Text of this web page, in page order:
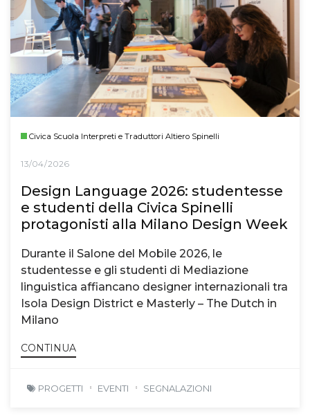
Civica Scuola Interpreti e Traduttori Altiero Spinelli
13/04/2026
Design Language 2026: studentesse
e studenti della Civica Spinelli
protagonisti alla Milano Design Week
Durante il Salone del Mobile 2026, le
studentesse e gli studenti di Mediazione
linguistica affiancano designer internazionali tra
Isola Design District e Masterly – The Dutch in
Milano
CONTINUA
PROGETTI EVENTI SEGNALAZIONI